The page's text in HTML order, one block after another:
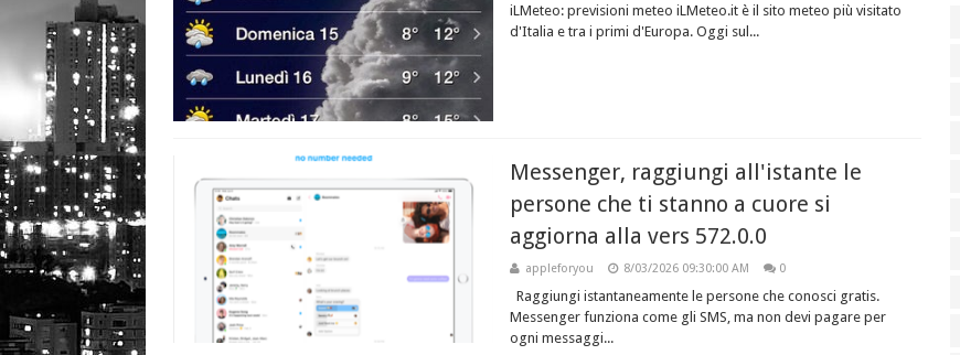
iLMeteo: previsioni meteo iLMeteo.it è il sito meteo più visitato
d'Italia e tra i primi d'Europa. Oggi sul...
Messenger, raggiungi all'istante le
persone che ti stanno a cuore si
aggiorna alla vers 572.0.0
appleforyou 8/03/2026 09:30:00 AM 0
Raggiungi istantaneamente le persone che conosci gratis.
Messenger funziona come gli SMS, ma non devi pagare per
ogni messaggi...